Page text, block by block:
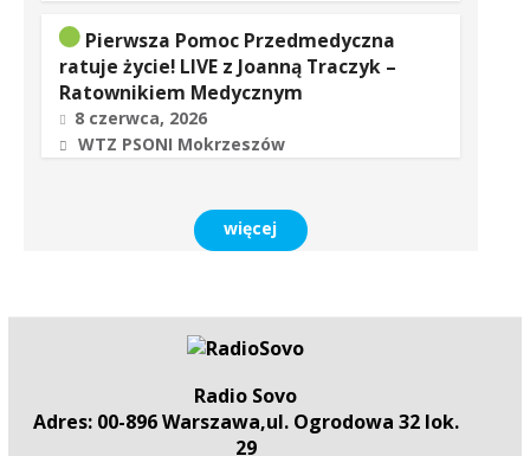
Pierwsza Pomoc Przedmedyczna
ratuje życie! LIVE z Joanną Traczyk –
Ratownikiem Medycznym
8 czerwca, 2026
WTZ PSONI Mokrzeszów
więcej
Radio Sovo
Adres: 00-896 Warszawa,ul. Ogrodowa 32 lok.
29